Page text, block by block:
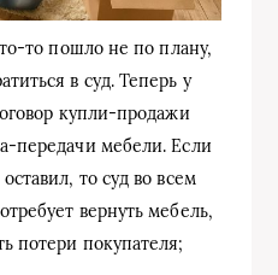
то пошло не по плану,
в суд. Теперь у
купли-продажи
передачи мебели. Если
то суд во всем
вернуть мебель,
потери покупателя;